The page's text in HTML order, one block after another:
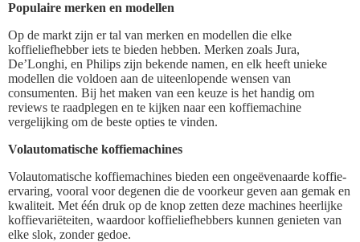
Populaire merken en modellen
Op de markt zijn er tal van merken en modellen die elke
koffieliefhebber iets te bieden hebben. Merken zoals Jura,
De’Longhi, en Philips zijn bekende namen, en elk heeft unieke
modellen die voldoen aan de uiteenlopende wensen van
consumenten. Bij het maken van een keuze is het handig om
reviews te raadplegen en te kijken naar een koffiemachine
vergelijking om de beste opties te vinden.
Volautomatische koffiemachines
Volautomatische koffiemachines bieden een ongeëvenaarde koffie-
ervaring, vooral voor degenen die de voorkeur geven aan gemak en
kwaliteit. Met één druk op de knop zetten deze machines heerlijke
koffievariëteiten, waardoor koffieliefhebbers kunnen genieten van
elke slok, zonder gedoe.